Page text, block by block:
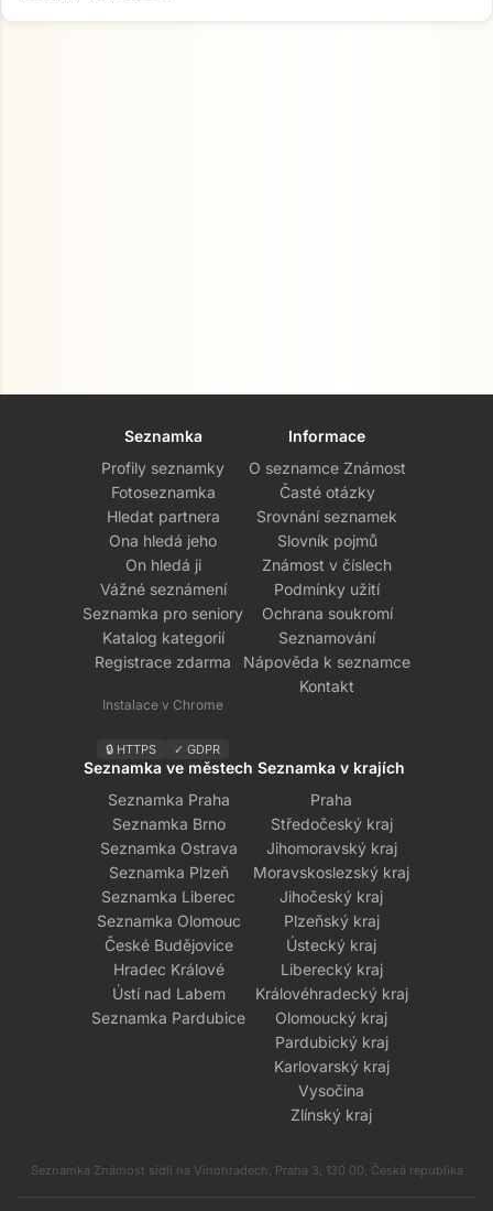
Seznamka
Profily seznamky
Fotoseznamka
Hledat partnera
Ona hledá jeho
On hledá ji
Vážné seznámení
Seznamka pro seniory
Katalog kategorií
Registrace zdarma
Instalace v Chrome
🔒 HTTPS ✓ GDPR
Informace
O seznamce Známost
Časté otázky
Srovnání seznamek
Slovník pojmů
Známost v číslech
Podmínky užití
Ochrana soukromí
Seznamování
Nápověda k seznamce
Kontakt
Seznamka ve městech
Seznamka Praha
Seznamka Brno
Seznamka Ostrava
Seznamka Plzeň
Seznamka Liberec
Seznamka Olomouc
České Budějovice
Hradec Králové
Ústí nad Labem
Seznamka Pardubice
Seznamka v krajích
Praha
Středočeský kraj
Jihomoravský kraj
Moravskoslezský kraj
Jihočeský kraj
Plzeňský kraj
Ústecký kraj
Liberecký kraj
Královéhradecký kraj
Olomoucký kraj
Pardubický kraj
Karlovarský kraj
Vysočina
Zlínský kraj
Seznamka Známost sídlí na Vinohradech, Praha 3, 130 00, Česká republika